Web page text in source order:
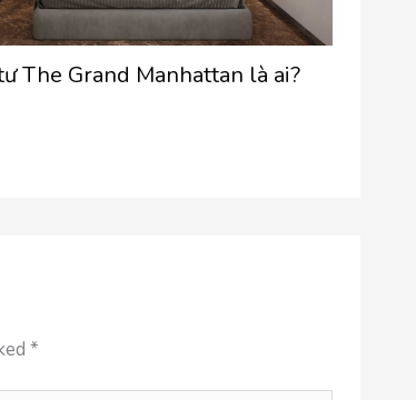
The Grand Manhattan là ai?
*